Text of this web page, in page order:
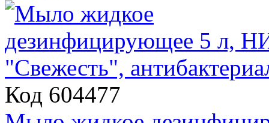
Код 604477